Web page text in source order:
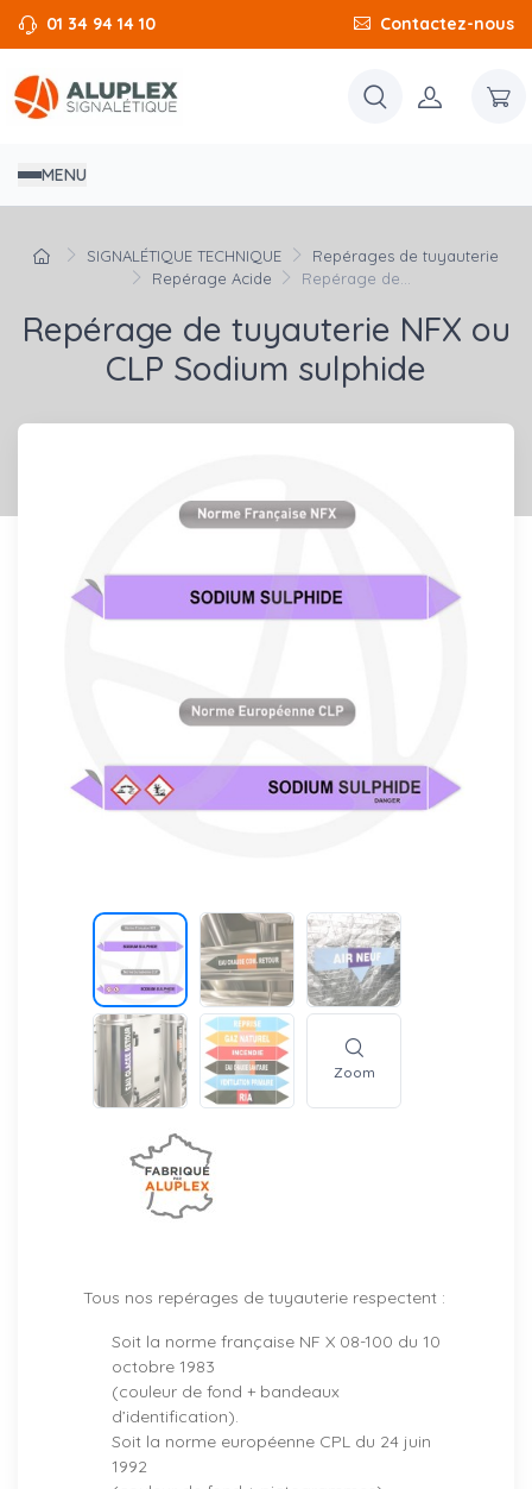
01 34 94 14 10 Contactez-nous
MENU
SIGNALÉTIQUE TECHNIQUE
Repérages de tuyauterie
Repérage Acide
Repérage de...
Repérage de tuyauterie NFX ou
CLP Sodium sulphide
Zoom
Tous nos repérages de tuyauterie respectent :
Soit la norme française NF X 08-100 du 10
octobre 1983
(couleur de fond + bandeaux
d’identification).
Soit la norme européenne CPL du 24 juin
1992